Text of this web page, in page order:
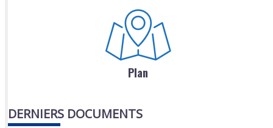
Plan
DERNIERS DOCUMENTS